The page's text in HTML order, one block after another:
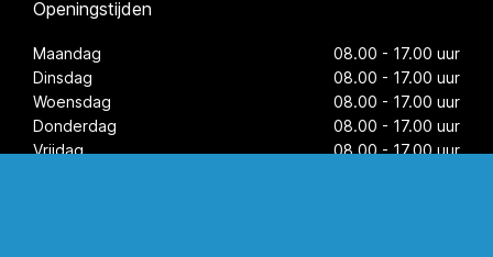
Openingstijden
Maandag
08.00 - 17.00 uur
Dinsdag
08.00 - 17.00 uur
Woensdag
08.00 - 17.00 uur
Donderdag
08.00 - 17.00 uur
Vrijdag
08.00 - 17.00 uur